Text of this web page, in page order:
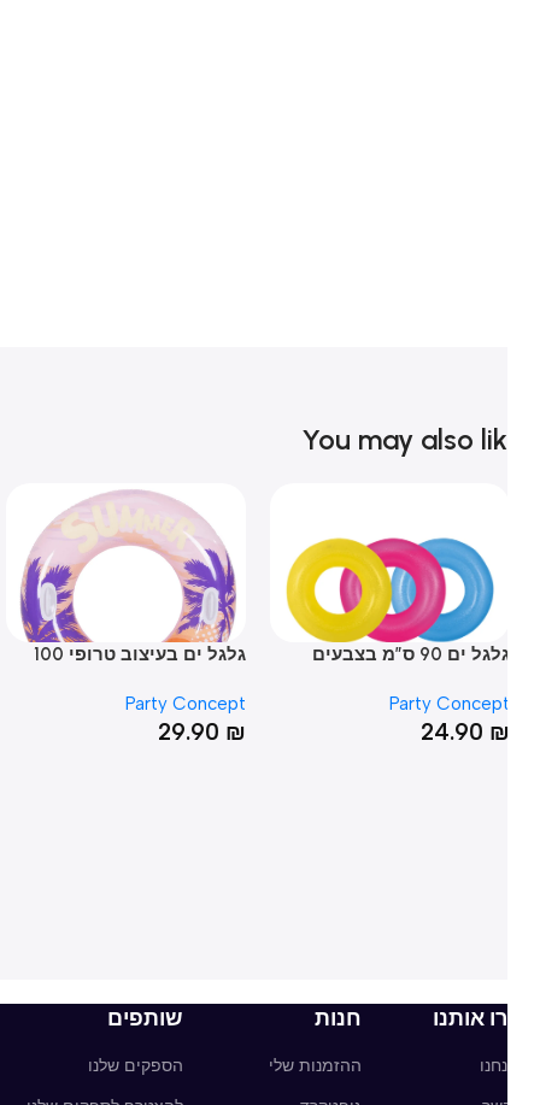
You may also
גלגל ים 90 ס”מ בצבעים
Party
24.90
גלגל ים בעיצוב טרופי 100
Party Concept
29.90
אותנו חנות
ההזמנות שלי
שותפים
הספקים שלנו